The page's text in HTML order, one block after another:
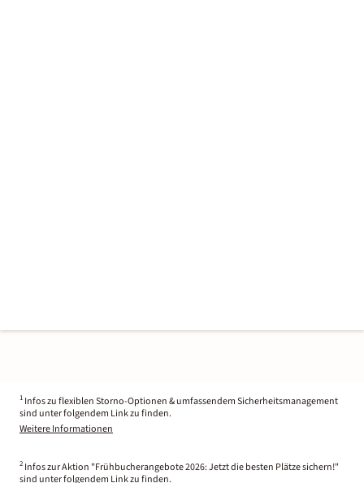
1 Infos zu flexiblen Storno-Optionen & umfassendem Sicherheitsmanagement
sind unter folgendem Link zu finden.
Weitere Informationen
2 Infos zur Aktion "Frühbucherangebote 2026: Jetzt die besten Plätze sichern!"
sind unter folgendem Link zu finden.